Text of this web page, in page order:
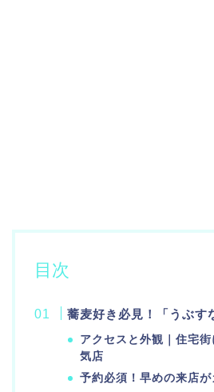
目次
蕎麦好き必見！「うぶす
アクセスと外観｜住宅
気店
予約必須！早めの来店が